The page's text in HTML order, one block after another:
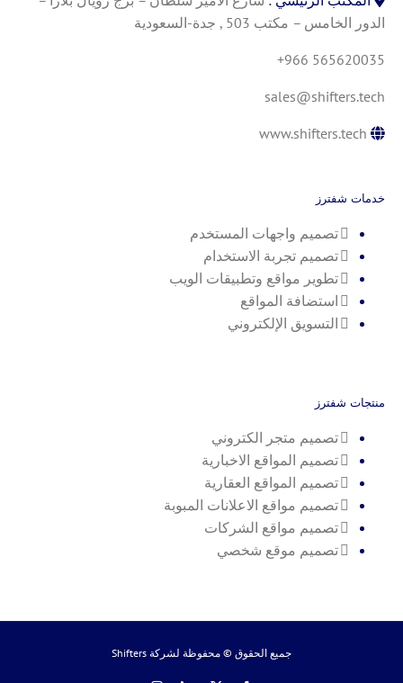
الدور الخامس – مكتب 503 , جدة-السعودية
+966 565620035
sales@shifters.tech
www.shifters.tech
خدمات شفترز
تصميم واجهات المستخدم
تصميم تجربة الاستخدام
تطوير مواقع وتطبيقات الويب
استضافة المواقع
التسويق الإلكتروني
منتجات شفترز
تصميم متجر الكتروني
تصميم المواقع الاخبارية
تصميم المواقع العقارية
تصميم مواقع الاعلانات المبوبة
تصميم مواقع الشركات
تصميم موقع شخصي
جميع الحقوق © محفوظة لشركة Shifters